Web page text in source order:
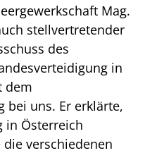
Mag.
stellvertretender
des
in
dem
bei uns. Er erklärte,
in Österreich
verschiedenen